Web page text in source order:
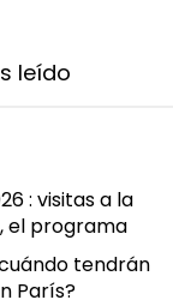
leído
: visitas a la
el programa
tendrán
París?